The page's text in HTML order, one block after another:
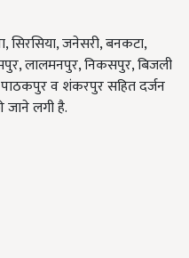
जनेसरी, बनकटा,
लालमनपुर, निकसपुर, बिजली
पाठकपुर व शंकरपुर सहित दर्जन
लगी है.